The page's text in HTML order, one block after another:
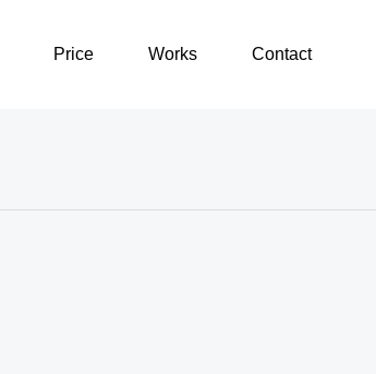
Price Works Contact